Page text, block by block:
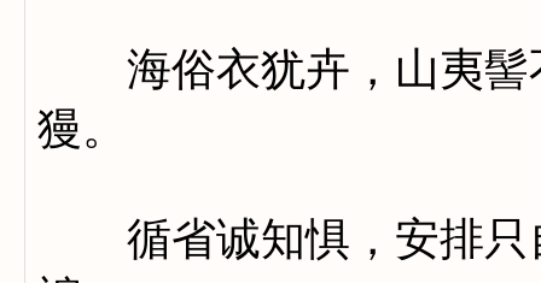
海俗衣犹卉，山夷髻
獌。
循省诚知惧，安排只